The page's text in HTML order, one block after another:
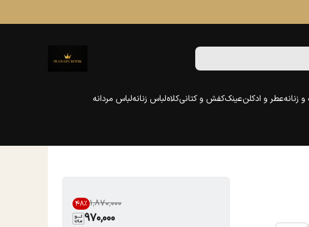
و زنانهعطر و ادکلنعینککفش و کتانیکلاهلباس زنانهلباس مردانه
۱٬۸۷۰٬۰۰۰ 48%
970,000